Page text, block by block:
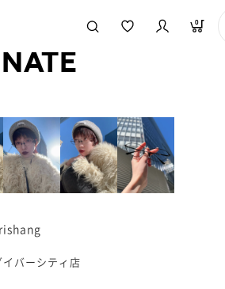
0
イバーシティ店